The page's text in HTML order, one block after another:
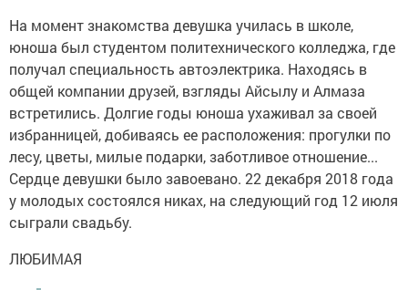
На момент знакомства девушка училась в школе,
юноша был студентом политехнического колледжа, где
получал специальность автоэлектрика. Находясь в
общей компании друзей, взгляды Айсылу и Алмаза
встретились. Долгие годы юноша ухаживал за своей
избранницей, добиваясь ее расположения: прогулки по
лесу, цветы, милые подарки, заботливое отношение...
Сердце девушки было завоевано. 22 декабря 2018 года
у молодых состоялся никах, на следующий год 12 июля
сыграли свадьбу.
ЛЮБИМАЯ